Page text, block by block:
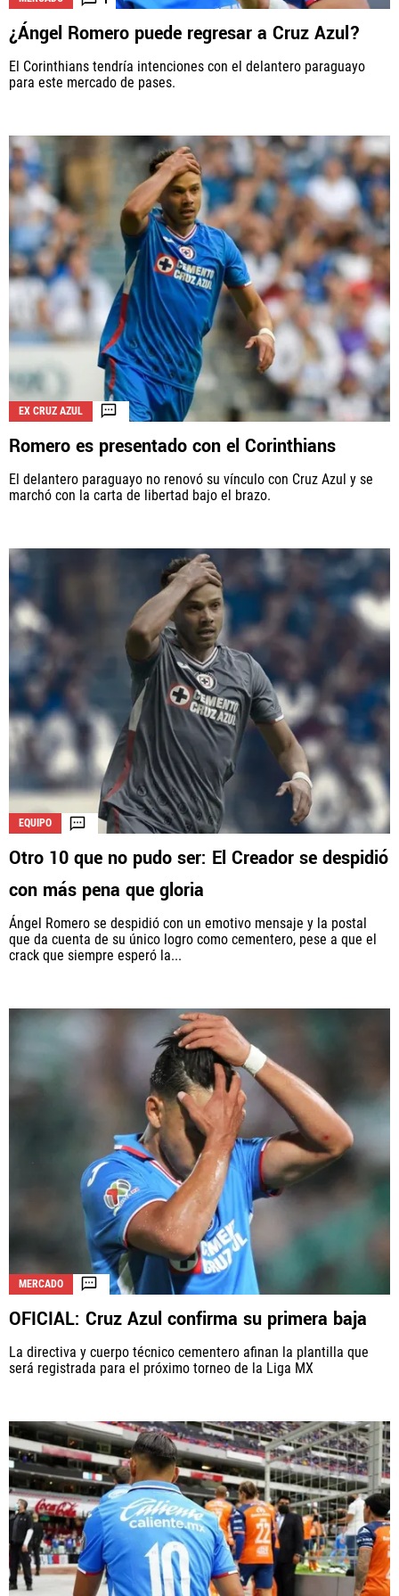
¿Ángel Romero puede regresar a Cruz Azul?
El Corinthians tendría intenciones con el delantero paraguayo
para este mercado de pases.
EX CRUZ AZUL
Romero es presentado con el Corinthians
El delantero paraguayo no renovó su vínculo con Cruz Azul y se
marchó con la carta de libertad bajo el brazo.
EQUIPO
Otro 10 que no pudo ser: El Creador se despidió
con más pena que gloria
Ángel Romero se despidió con un emotivo mensaje y la postal
que da cuenta de su único logro como cementero, pese a que el
crack que siempre esperó la...
MERCADO
OFICIAL: Cruz Azul confirma su primera baja
La directiva y cuerpo técnico cementero afinan la plantilla que
será registrada para el próximo torneo de la Liga MX